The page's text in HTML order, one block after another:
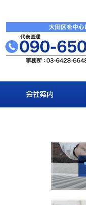
会社案内